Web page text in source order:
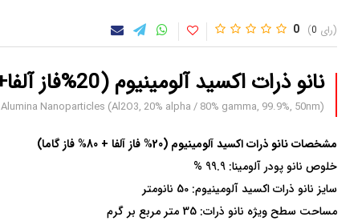
0 0
نانو ذرات اکسید آلومینیوم (20%فاز آلفا+80%فاز گاما)
Alumina Nanoparticles (Al2O3, 20% alpha / 80% gamma, 99.9%, 50nm)
مشخصات نانو ذرات اکسید آلومینیوم (20% فاز آلفا + 80% فاز گاما)
خلوص نانو پودر آلومینا: 99.9 %
سایز نانو ذرات اکسید آلومینیوم: 50 نانومتر
مساحت سطح ویژه نانو ذرات: 35 متر مربع بر گرم